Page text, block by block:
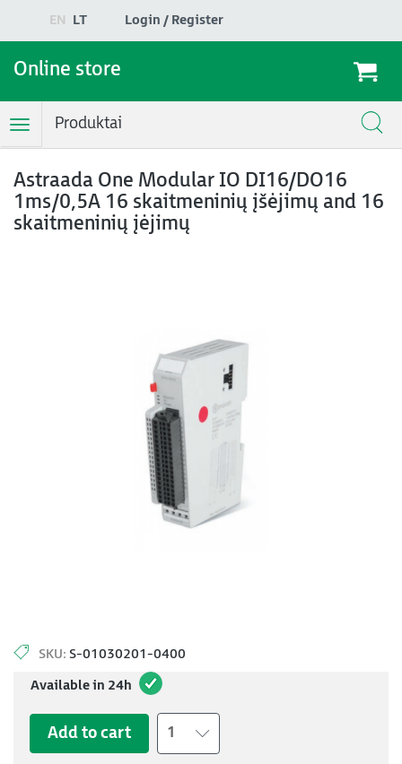
EN LT Login / Register
Online store
ToggleProduktai
Astraada One Modular IO DI16/DO16
1ms/0,5A 16 skaitmeninių įšėjimų and 16
skaitmeninių įėjimų
SKU: S-01030201-0400
Available in 24h
Add to cart 1